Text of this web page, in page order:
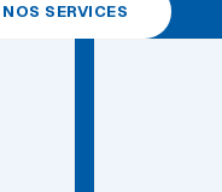
SERVICES